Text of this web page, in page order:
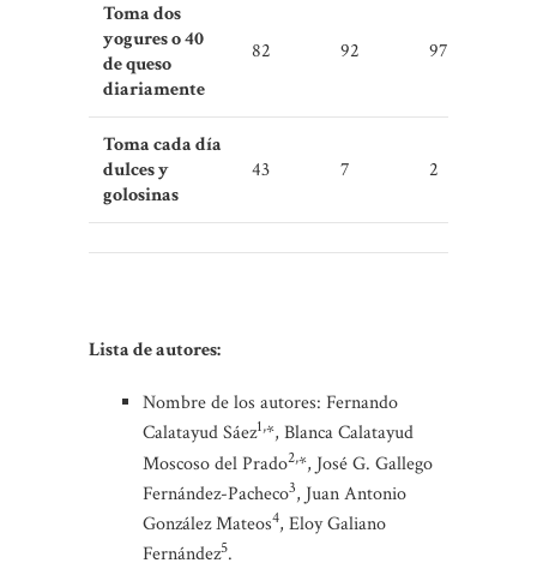
Toma dos
yogures o 40
de queso
diariamente
82 92 97
Toma cada día
dulces y
golosinas
43 7 2
Lista de autores:
Nombre de los autores: Fernando
Calatayud Sáez1,*, Blanca Calatayud
Moscoso del Prado2,*, José G. Gallego
Fernández-Pacheco3, Juan Antonio
González Mateos4, Eloy Galiano
Fernández5.